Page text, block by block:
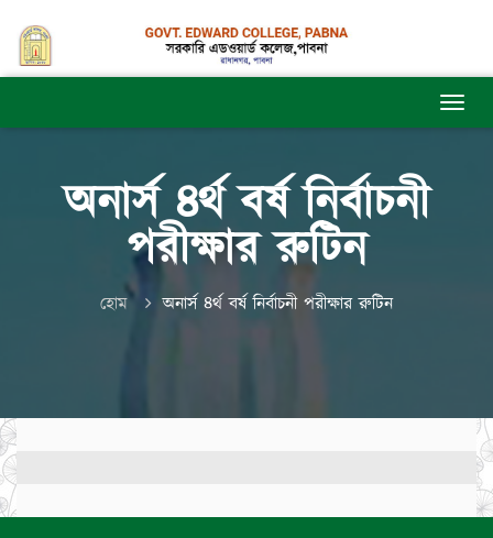
অনার্স ৪র্থ বর্ষ নির্বাচনী
পরীক্ষার রুটিন
হোম অনার্স ৪র্থ বর্ষ নির্বাচনী পরীক্ষার রুটিন